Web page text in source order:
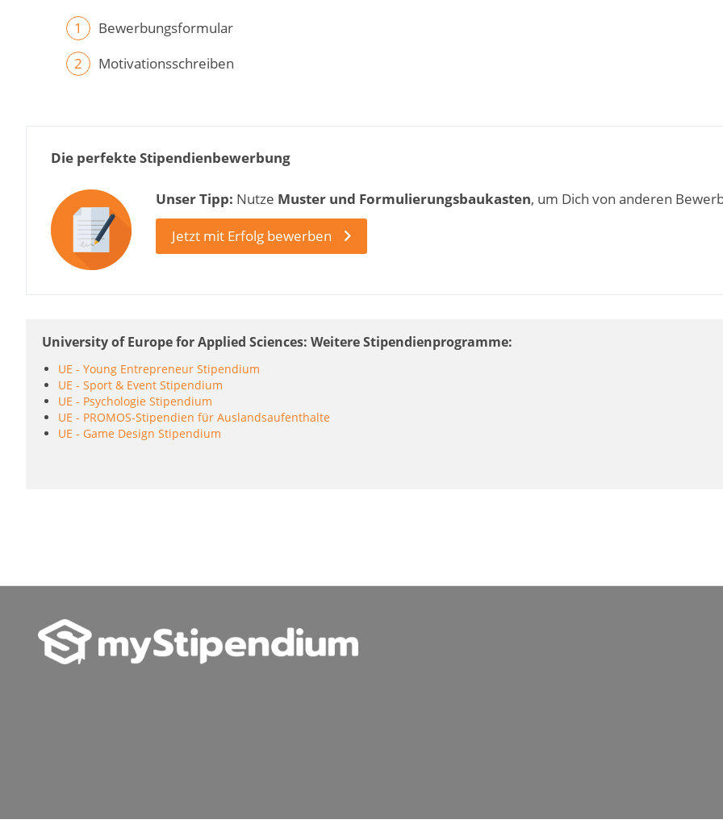
Bewerbungsformular
Motivationsschreiben
Die perfekte Stipendienbewerbung
Unser Tipp: Nutze Muster und Formulierungsbaukasten, um Dich von anderen
Jetzt mit Erfolg bewerben
University of Europe for Applied Sciences: Weitere Stipendienprogramme
UE - Young Entrepreneur Stipendium
UE - Sport & Event Stipendium
UE - Psychologie Stipendium
UE - PROMOS-Stipendien für Auslandsaufenthalte
UE - Game Design Stipendium